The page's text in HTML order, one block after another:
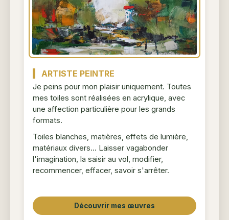
ARTISTE PEINTRE
Je peins pour mon plaisir uniquement. Toutes
mes toiles sont réalisées en acrylique, avec
une affection particulière pour les grands
formats.
Toiles blanches, matières, effets de lumière,
matériaux divers... Laisser vagabonder
l'imagination, la saisir au vol, modifier,
recommencer, effacer, savoir s'arrêter.
Découvrir mes œuvres